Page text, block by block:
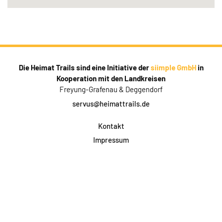
Die Heimat Trails sind eine Initiative dersiimple GmbHin
Kooperation mit den Landkreisen
Freyung-Grafenau & Deggendorf
servus@heimattrails.de
Kontakt
Impressum